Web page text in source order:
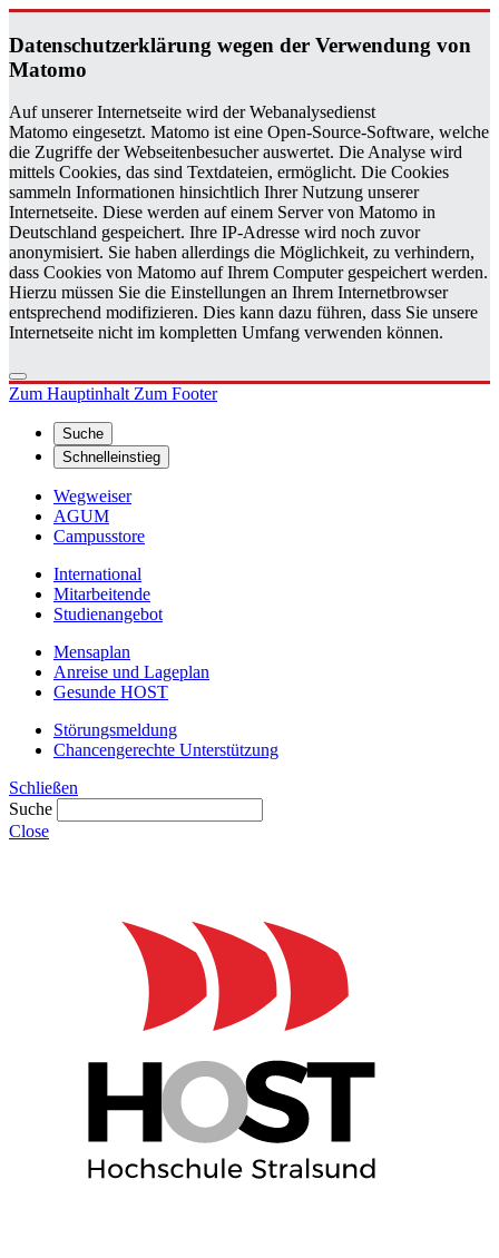
Da­ten­schutz­er­klä­rung wegen der Ver­wen­dung von
Ma­to­mo
Auf unserer Internetseite wird der Webanalysedienst
Matomo eingesetzt. Matomo ist eine Open-Source-Software, welche
die Zugriffe der Webseitenbesucher auswertet. Die Analyse wird
mittels Cookies, das sind Textdateien, ermöglicht. Die Cookies
sammeln Informationen hinsichtlich Ihrer Nutzung unserer
Internetseite. Diese werden auf einem Server von Matomo in
Deutschland gespeichert. Ihre IP-Adresse wird noch zuvor
anonymisiert. Sie haben allerdings die Möglichkeit, zu verhindern,
dass Cookies von Matomo auf Ihrem Computer gespeichert werden.
Hierzu müssen Sie die Einstellungen an Ihrem Internetbrowser
entsprechend modifizieren. Dies kann dazu führen, dass Sie unsere
Internetseite nicht im kompletten Umfang verwenden können.
Zum HauptinhaltZum Footer
Suche
Schnelleinstieg
Wegweiser
AGUM
Campusstore
International
Mitarbeitende
Studienangebot
Mensaplan
Anreise und Lageplan
Gesunde HOST
Störungsmeldung
Chancengerechte Unterstützung
Schließen
Suche
Close